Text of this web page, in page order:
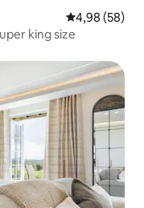
Évaluation
4,98 (58)
king size